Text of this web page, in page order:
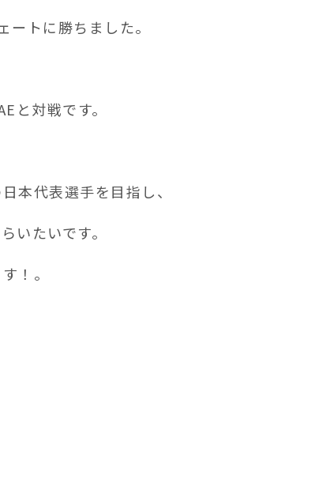
トに勝ちました。
と対戦です。
本代表選手を目指し、
いたいです。
！。